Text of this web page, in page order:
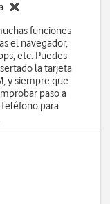
funciones
el navegador,
etc. Puedes
la tarjeta
y siempre que
paso a
para